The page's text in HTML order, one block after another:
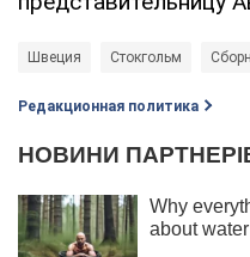
Швеция Стокгольм
Редакционная политика